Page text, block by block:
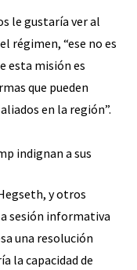
le gustaría ver al
régimen, “ese no es
esta misión es
que pueden
en la región”.
indignan a sus
y otros
sesión informativa
una resolución
la capacidad de